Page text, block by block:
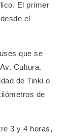
El primer
el
que se
Cultura.
de Tinki o
de
3 y 4 horas,